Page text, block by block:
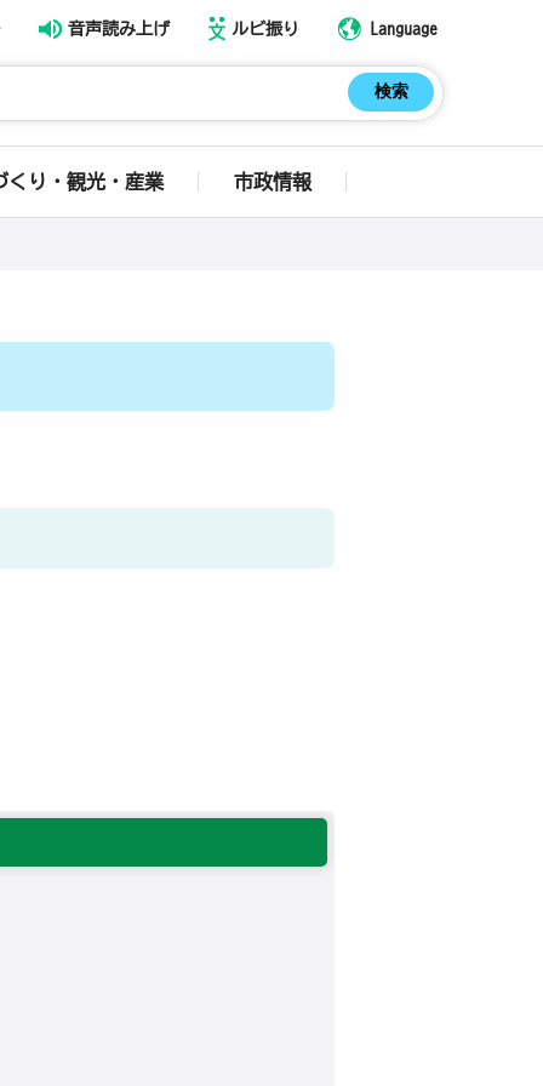
音声読み上げ ルビ振り Language
くり・観光・産業 市政情報